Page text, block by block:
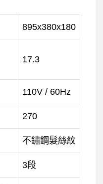
895x380x180
17.3
110V / 60Hz
270
不鏽鋼髮絲紋
3段